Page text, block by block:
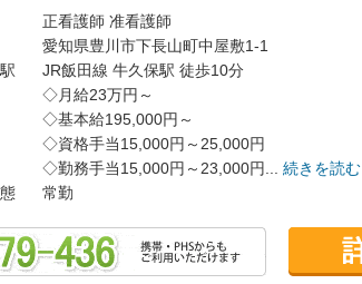
正看護師 准看護師
愛知県豊川市下長山町中屋敷1-1
JR飯田線 牛久保駅 徒歩10分
◇月給23万円～
◇基本給195,000円～
◇資格手当15,000円～25,000円
◇勤務手当15,000円～23,000円... 続きを読む
常勤